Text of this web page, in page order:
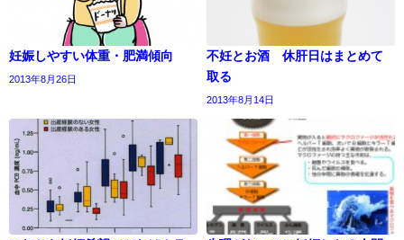
妊娠しやすい体重・肥満傾向
2013年8月26日
不妊とお酒 休肝日はまとめて
取る
2013年8月14日